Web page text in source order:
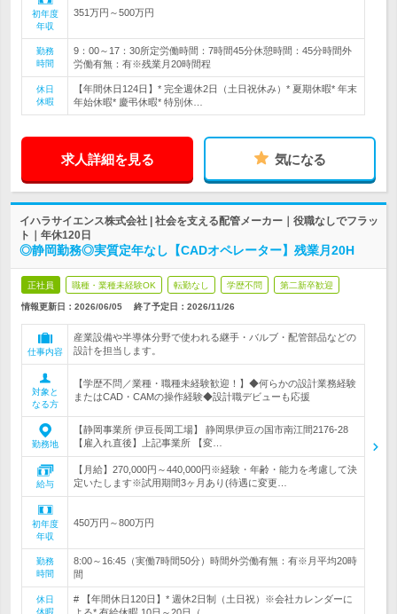
初年度
年収
351万円～500万円
勤務
時間
9：00～17：30所定労働時間：7時間45分休憩時間：45分時間外
労働有無：有※残業月20時間程
休日
休暇
【年間休日124日】* 完全週休2日（土日祝休み）* 夏期休暇* 年末
年始休暇* 慶弔休暇* 特別休…
求人詳細を見る 気になる
イハラサイエンス株式会社 | 社会を支える配管メーカー｜役職なしでフラッ
ト｜年休120日
◎静岡勤務◎実質定年なし【CADオペレーター】残業月20H
正社員 職種・業種未経験OK 転勤なし 学歴不問 第二新卒歓迎
情報更新日：2026/06/05 終了予定日： 2026/11/26
仕事内容
産業設備や半導体分野で使われる継手・バルブ・配管部品などの
設計を担当します。
対象と
なる方
【学歴不問／業種・職種未経験歓迎！】◆何らかの設計業務経験
またはCAD・CAMの操作経験◆設計職デビューも応援
勤務地
【静岡事業所 伊豆長岡工場】 静岡県伊豆の国市南江間2176-28
【雇入れ直後】上記事業所 【変…
給与
【月給】270,000円～440,000円※経験・年齢・能力を考慮して決
定いたします※試用期間3ヶ月あり(待遇に変更…
初年度
年収
450万円～800万円
勤務
時間
8:00～16:45（実働7時間50分）時間外労働有無：有※月平均20時
間
休日
休暇
# 【年間休日120日】* 週休2日制（土日祝）※会社カレンダーに